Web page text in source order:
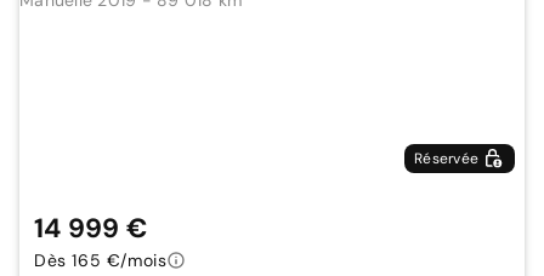
Réservée
14 999 €
Dès 165 €/mois